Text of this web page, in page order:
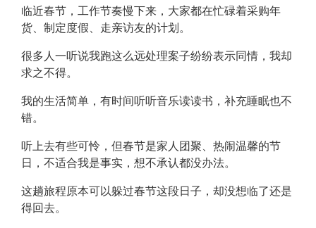
临近春节，工作节奏慢下来，大家都在忙碌着采购年
货、制定度假、走亲访友的计划。
很多人一听说我跑这么远处理案子纷纷表示同情，我却
求之不得。
我的生活简单，有时间听听音乐读读书，补充睡眠也不
错。
听上去有些可怜，但春节是家人团聚、热闹温馨的节
日，不适合我是事实，想不承认都没办法。
这趟旅程原本可以躲过春节这段日子，却没想临了还是
得回去。